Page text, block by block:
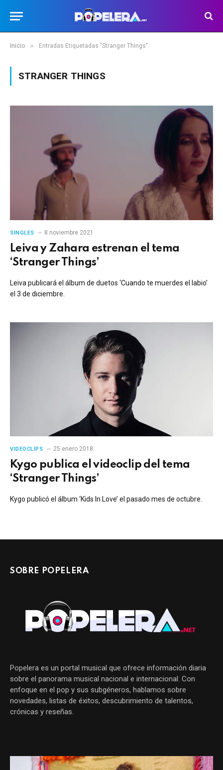
Inicio » Entradas Etiquetadas "Stranger Things"
STRANGER THINGS
SINGLES 8 noviembre 2021
Leiva y Zahara estrenan el tema
‘Stranger Things’
Leiva publicará el álbum de duetos ‘Cuando te muerdes el labio’
el 3 de diciembre.
VIDEOCLIPS 25 enero 2018
Kygo publica el videoclip del tema
‘Stranger Things’
Kygo publicó el álbum ‘Kids In Love’ el pasado mes de octubre.
SOBRE POPELERA
Popelera es un portal musical que ofrece información diaria
sobre el panorama musical nacional e internacional. Con
enfoque en el pop y sus subgéneros, hablamos sobre
novedades, listas de éxitos, descubrimiento de talentos,
crónicas y reseñas.